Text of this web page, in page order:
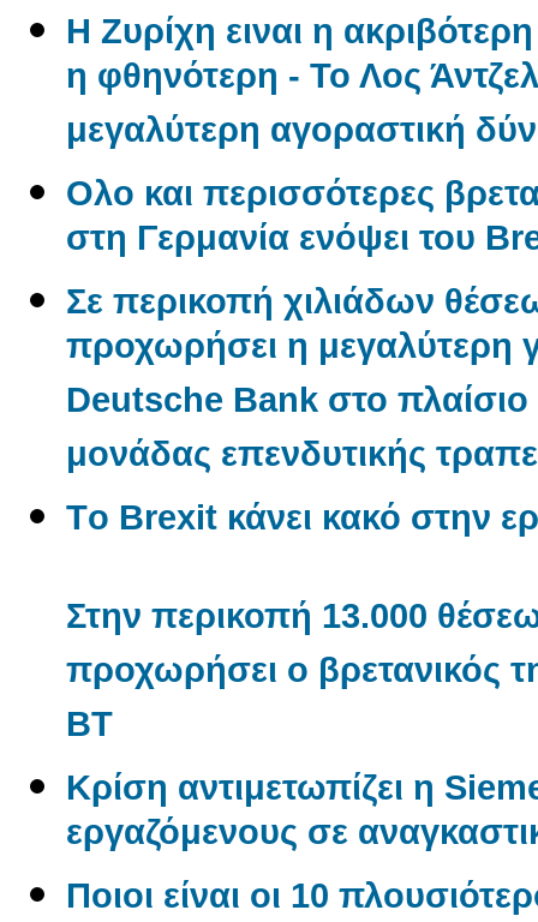
Η Ζυρίχη ειναι η
η φθηνότερη - Το Λος
μεγαλύτερη αγοραστική
Ολο και περισσότερες
στη Γερμανία ενόψει του
Σε περικοπή χιλιάδων
προχωρήσει η μεγαλύτερη
Deutsche Bank στο
μονάδας επενδυτικής
Tο Βrexit κάνει κακό στην
Στην περικοπή 13.000
προχωρήσει ο βρετανικός
BT
Κρίση αντιμετωπίζει η
εργαζόμενους σε
Ποιοι είναι οι 10